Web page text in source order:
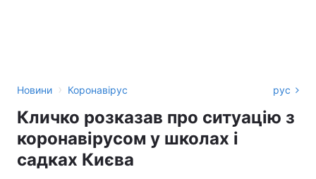
Новини › Коронавірус рус
Кличко розказав про ситуацію з
коронавірусом у школах і
садках Києва